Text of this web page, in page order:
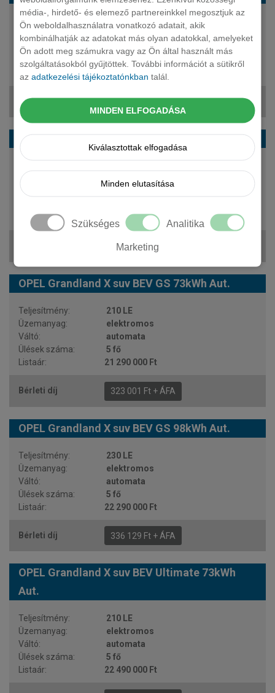
média-, hirdető- és elemező partnereinkkel megosztjuk az
Ön weboldalhasználatra vonatkozó adatait, akik
kombinálhatják az adatokat más olyan adatokkal, amelyeket
Ön adott meg számukra vagy az Ön által használt más
szolgáltatásokból gyűjtöttek. További információt a sütikről
azadatkezelési tájékoztatónkban talál.
MINDEN ELFOGADÁSA
Kiválasztottak elfogadása
Minden elutasítása
Szükséges Analitika
Marketing
150 LE
plug-in hybrid
5 fő
20 740 000 Ft
OPEL Grandland X suv BEV Edition 98kWh Aut.
elektromos
21 290 000 Ft
323 001 Ft + ÁFA
OPEL Grandland X suv BEV GS 73kWh Aut.
210 LE
elektromos
automata
5 fő
21 290 000 Ft
323 001 Ft + ÁFA
OPEL Grandland X suv BEV GS 98kWh Aut.
230 LE
elektromos
automata
5 fő
22 290 000 Ft
336 129 Ft + ÁFA
OPEL Grandland X suv BEV Ultimate 73kWh
Aut.
210 LE
elektromos
automata
5 fő
22 490 000 Ft